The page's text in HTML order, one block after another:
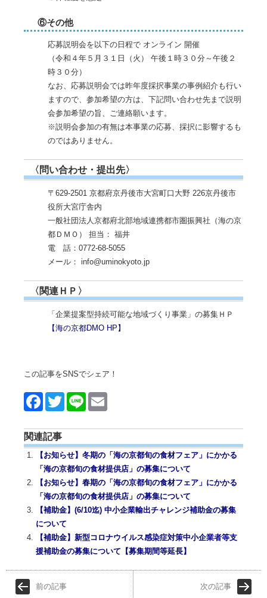
⑥その他
応募説明会を以下の日程で オンライン 開催
（令和４年５月３１日（火） 午後１時３０分～午後２
時３０分）
なお、応募説明会では昨年度採択事業の事例紹介も行い
ますので、参加希望の方は、下記問い合わせ先まで説明
会参加希望の旨、ご連絡願います。
※説明会参加の有無は本事業の応募、採択に影響するも
のではありません。
〈問い合わせ・提出先〉
〒629-2501 京都府京丹後市大宮町口大野 226京丹後市
役所大宮庁舎内
一般社団法人京都府北部地域連携都市圏振興社（海の京
都ＤＭＯ） 担当： 福井
電 話：0772-68-5055
メール： info@uminokyoto.jp
〈関連ＨＰ〉
「企業提案型持続可能な地域づくり事業」の募集ＨＰ
【海の京都DMO HP】
この記事をSNSでシェア！
Face Twitt Line
関連記事
【お知らせ】冬期の「海の京都旬の食材フェア」にかかる
「海の京都旬の食材提供店」の募集について
【お知らせ】春期の「海の京都旬の食材フェア」にかかる
「海の京都旬の食材提供店」の募集について
【補助金】(6/10迄) 中小企業輸出チャレンジ補助金の募集
について
【補助金】新型コロナウイルス感染症対策中小企業者等支
援補助金の募集について【募集期間等延長】
前の記事 次の記事